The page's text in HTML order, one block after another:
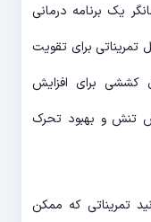
یک برنامه درمانی
برای تقویت
کششی برای افزایش
تنش و بهبود تحرک
تمریناتی که ممکن